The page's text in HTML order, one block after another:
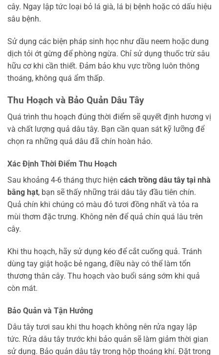
cây. Ngay lập tức loại bỏ lá già, lá bị bệnh hoặc có dấu hiệu
sâu bệnh.
Sử dụng các biện pháp sinh học như dầu neem hoặc dung
dịch tỏi ớt gừng để phòng ngừa. Chỉ sử dụng thuốc trừ sâu
hữu cơ khi cần thiết. Đảm bảo khu vực trồng luôn thông
thoáng, không quá ẩm thấp.
Thu Hoạch và Bảo Quản Dâu Tây
Quá trình thu hoạch đúng thời điểm sẽ quyết định hương vị
và chất lượng quả dâu tây. Bạn cần quan sát kỹ lưỡng để
chọn ra những quả dâu đã chín hoàn hảo.
Xác Định Thời Điểm Thu Hoạch
Sau khoảng 4-6 tháng thực hiện cách trồng dâu tây tại nhà
bằng hạt, bạn sẽ thấy những trái dâu tây đầu tiên chín.
Quả chín khi chúng có màu đỏ tươi đồng nhất và tỏa ra
mùi thơm đặc trưng. Không nên để quả chín quá lâu trên
cây.
Khi thu hoạch, hãy sử dụng kéo để cắt cuống quả. Tránh
dùng tay giật hoặc bẻ ngang, điều này có thể làm tổn
thương thân cây. Thu hoạch vào buổi sáng sớm khi quả
còn mát.
Bảo Quản và Tận Hưởng
Dâu tây tươi sau khi thu hoạch không nên rửa ngay lập
tức. Rửa dâu tây trước khi bảo quản sẽ làm giảm thời gian
sử dụng. Bảo quản dâu tây trong hộp thoáng khí. Đặt trong